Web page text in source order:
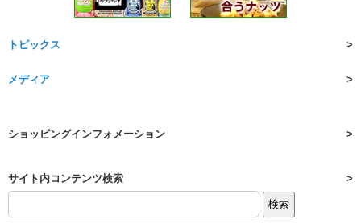
トピックス
メディア
ショッピングインフォメーション
サイト内コンテンツ検索